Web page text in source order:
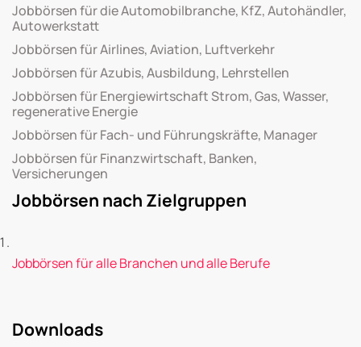
Jobbörsen für die Automobilbranche, KfZ, Autohändler,
Autowerkstatt
Jobbörsen für Airlines, Aviation, Luftverkehr
Jobbörsen für Azubis, Ausbildung, Lehrstellen
Jobbörsen für Energiewirtschaft Strom, Gas, Wasser,
regenerative Energie
Jobbörsen für Fach- und Führungskräfte, Manager
Jobbörsen für Finanzwirtschaft, Banken,
Versicherungen
Jobbörsen nach Zielgruppen
Jobbörsen für alle Branchen und alle Berufe
Downloads